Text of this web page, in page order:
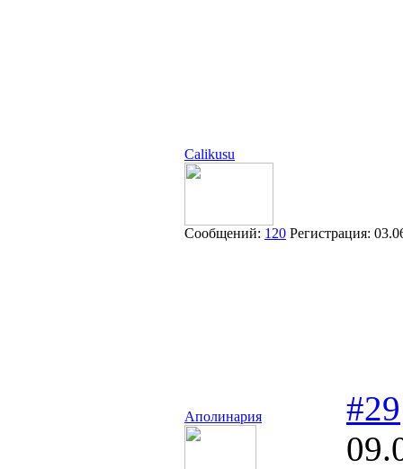
Calikusu
Сообщений: 120 Регистрация:
Аполинария
#29